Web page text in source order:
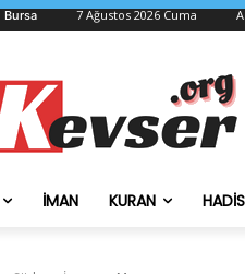
Bursa 7 Ağustos 2026 Cuma
İMAN KURAN HADIS